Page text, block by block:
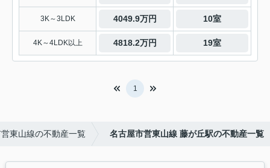
3K～3LDK 4049.9万円 10室
4K～4LDK以上 4818.2万円 19室
1
東山線の不動産一覧 名古屋市営東山線 藤が丘駅の不動産一覧